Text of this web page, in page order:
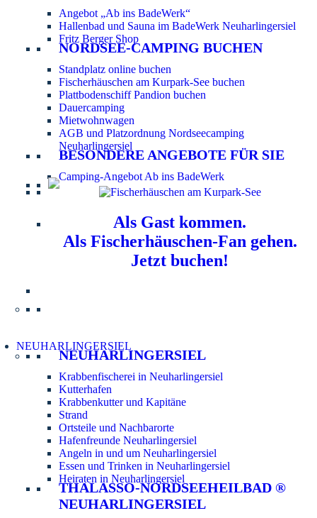
Angebot „Ab ins BadeWerk“
Hallenbad und Sauna im BadeWerk Neuharlingersiel
Fritz Berger Shop
NORDSEE-CAMPING BUCHEN
Standplatz online buchen
Fischerhäuschen am Kurpark-See buchen
Plattbodenschiff Pandion buchen
Dauercamping
Mietwohnwagen
AGB und Platzordnung Nordseecamping
Neuharlingersiel
BESONDERE ANGEBOTE FÜR SIE
Camping-Angebot Ab ins BadeWerk
Als Gast kommen.
Als Fischerhäuschen-Fan gehen.
Jetzt buchen!
NEUHARLINGERSIEL
NEUHARLINGERSIEL
Krabbenfischerei in Neuharlingersiel
Kutterhafen
Krabbenkutter und Kapitäne
Strand
Ortsteile und Nachbarorte
Hafenfreunde Neuharlingersiel
Angeln in und um Neuharlingersiel
Essen und Trinken in Neuharlingersiel
Heiraten in Neuharlingersiel
THALASSO-NORDSEEHEILBAD ®
NEUHARLINGERSIEL